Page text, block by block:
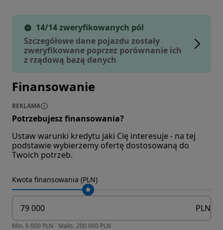
14/14 zweryfikowanych pól
Szczegółowe dane pojazdu zostały
zweryfikowane poprzez porównanie ich
z rządową bazą danych
Finansowanie
REKLAMA
Potrzebujesz finansowania?
Ustaw warunki kredytu jaki Cię interesuje - na tej
podstawie wybierzemy ofertę dostosowaną do
Twoich potrzeb.
Kwota finansowania (PLN)
PLN
Min. 6 000 PLN - Maks. 200 000 PLN